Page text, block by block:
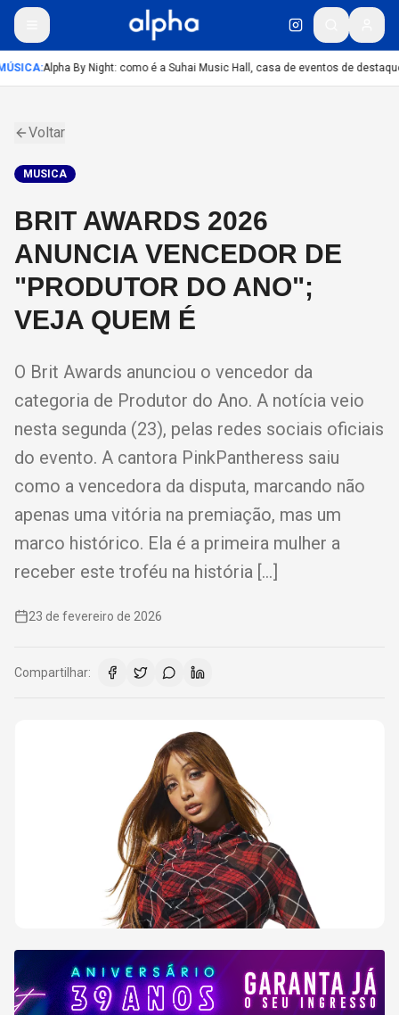
:Alpha By Night: como é a Suhai Music Hall, casa de eventos de
Voltar
MUSICA
BRIT AWARDS 2026
ANUNCIA VENCEDOR DE
"PRODUTOR DO ANO";
VEJA QUEM É
O Brit Awards anunciou o vencedor da
categoria de Produtor do Ano. A notícia veio
nesta segunda (23), pelas redes sociais oficiais
do evento. A cantora PinkPantheress saiu
como a vencedora da disputa, marcando não
apenas uma vitória na premiação, mas um
marco histórico. Ela é a primeira mulher a
receber este troféu na história […]
23 de fevereiro de 2026
Compartilhar: